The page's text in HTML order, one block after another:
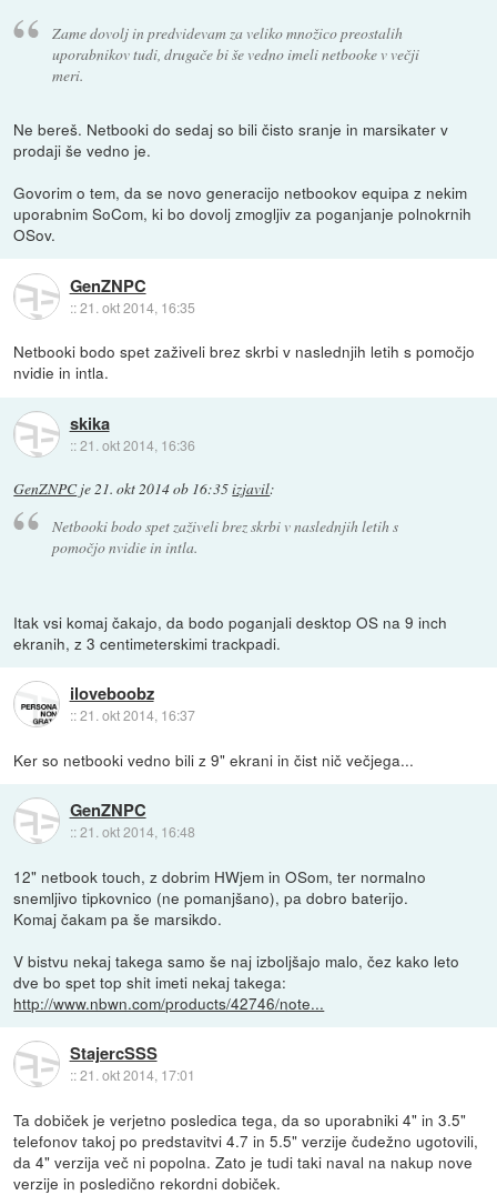
Zame dovolj in predvidevam za veliko množico preostalih
uporabnikov tudi, drugače bi še vedno imeli netbooke v večji
meri.
Ne bereš. Netbooki do sedaj so bili čisto sranje in marsikater v
prodaji še vedno je.
Govorim o tem, da se novo generacijo netbookov equipa z nekim
uporabnim SoCom, ki bo dovolj zmogljiv za poganjanje polnokrnih
OSov.
GenZNPC
::21. okt 2014, 16:35
Netbooki bodo spet zaživeli brez skrbi v naslednjih letih s pomočjo
nvidie in intla.
skika
::21. okt 2014, 16:36
GenZNPCje21. okt 2014 ob 16:35izjavil:
Netbooki bodo spet zaživeli brez skrbi v naslednjih letih s
pomočjo nvidie in intla.
Itak vsi komaj čakajo, da bodo poganjali desktop OS na 9 inch
ekranih, z 3 centimeterskimi trackpadi.
iloveboobz
::21. okt 2014, 16:37
Ker so netbooki vedno bili z 9" ekrani in čist nič večjega...
GenZNPC
::21. okt 2014, 16:48
12" netbook touch, z dobrim HWjem in OSom, ter normalno
snemljivo tipkovnico (ne pomanjšano), pa dobro baterijo.
Komaj čakam pa še marsikdo.
V bistvu nekaj takega samo še naj izboljšajo malo, čez kako leto
dve bo spet top shit imeti nekaj takega:
http://www.nbwn.com/products/42746/note...
StajercSSS
::21. okt 2014, 17:01
Ta dobiček je verjetno posledica tega, da so uporabniki 4" in 3.5"
telefonov takoj po predstavitvi 4.7 in 5.5" verzije čudežno ugotovili,
da 4" verzija več ni popolna. Zato je tudi taki naval na nakup nove
verzije in posledično rekordni dobiček.